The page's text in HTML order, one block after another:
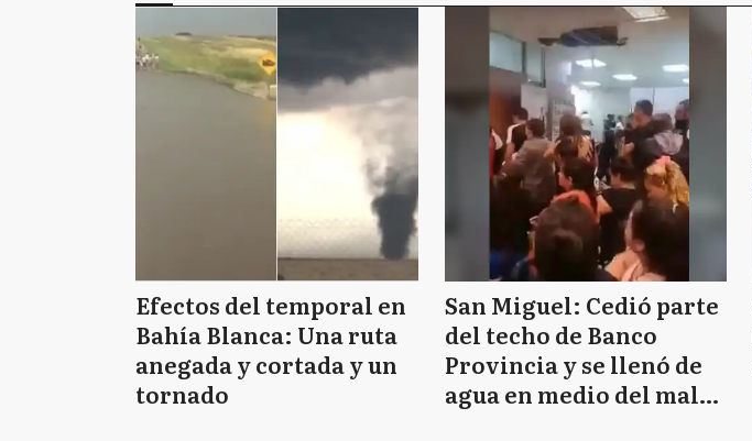
Efectos del temporal en
Bahía Blanca: Una ruta
anegada y cortada y un
tornado
San Miguel: Cedió parte
del techo de Banco
Provincia y se llenó de
agua en medio del mal